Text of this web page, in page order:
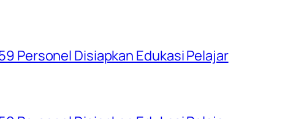
Personel Disiapkan Edukasi Pelajar